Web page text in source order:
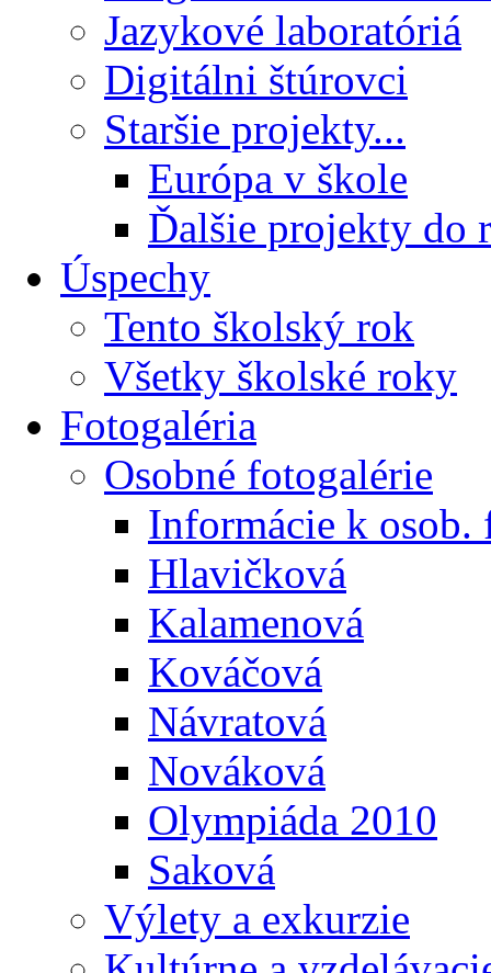
Jazykové laboratóriá
Digitálni štúrovci
Staršie projekty...
Európa v škole
Ďalšie projekty do
Úspechy
Tento školský rok
Všetky školské roky
Fotogaléria
Osobné fotogalérie
Informácie k osob.
Hlavičková
Kalamenová
Kováčová
Návratová
Nováková
Olympiáda 2010
Saková
Výlety a exkurzie